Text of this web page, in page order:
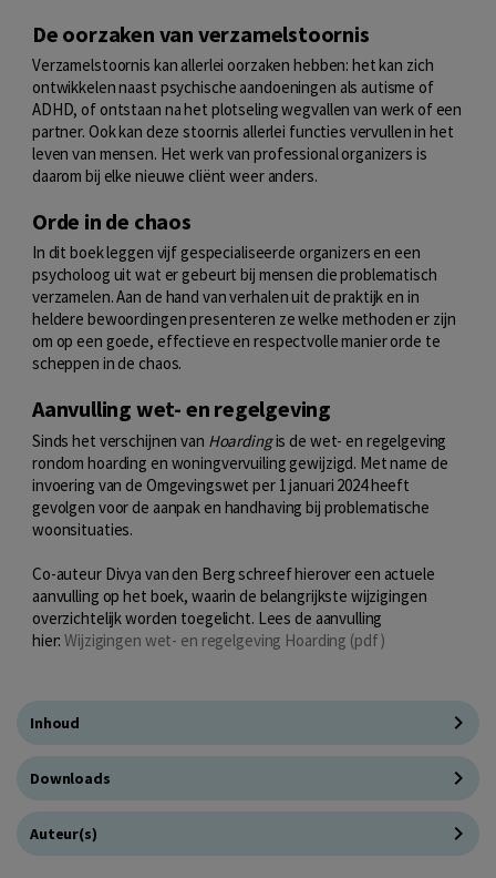
De oorzaken van verzamelstoornis
Verzamelstoornis kan allerlei oorzaken hebben: het kan zich
ontwikkelen naast psychische aandoeningen als autisme of
ADHD, of ontstaan na het plotseling wegvallen van werk of een
partner. Ook kan deze stoornis allerlei functies vervullen in het
leven van mensen. Het werk van professional organizers is
daarom bij elke nieuwe cliënt weer anders.
Orde in de chaos
In dit boek leggen vijf gespecialiseerde organizers en een
psycholoog uit wat er gebeurt bij mensen die problematisch
verzamelen. Aan de hand van verhalen uit de praktijk en in
heldere bewoordingen presenteren ze welke methoden er zijn
om op een goede, effectieve en respectvolle manier orde te
scheppen in de chaos.
Aanvulling wet- en regelgeving
Sinds het verschijnen van Hoardingis de wet- en regelgeving
rondom hoarding en woningvervuiling gewijzigd. Met name de
invoering van de Omgevingswet per 1 januari 2024 heeft
gevolgen voor de aanpak en handhaving bij problematische
woonsituaties.
Co-auteur Divya van den Berg schreef hierover een actuele
aanvulling op het boek, waarin de belangrijkste wijzigingen
overzichtelijk worden toegelicht. Lees de aanvulling
hier:Wijzigingen wet- en regelgeving Hoarding (pdf)
Inhoud
Downloads
Auteur(s)